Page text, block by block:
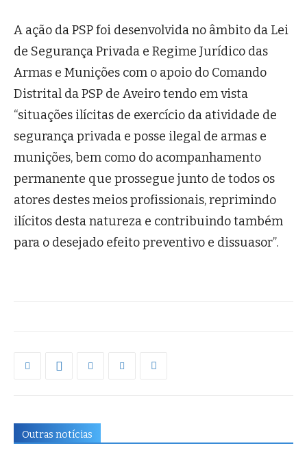
A ação da PSP foi desenvolvida no âmbito da Lei
de Segurança Privada e Regime Jurídico das
Armas e Munições com o apoio do Comando
Distrital da PSP de Aveiro tendo em vista
“situações ilícitas de exercício da atividade de
segurança privada e posse ilegal de armas e
munições, bem como do acompanhamento
permanente que prossegue junto de todos os
atores destes meios profissionais, reprimindo
ilícitos desta natureza e contribuindo também
para o desejado efeito preventivo e dissuasor”.
Outras notícias